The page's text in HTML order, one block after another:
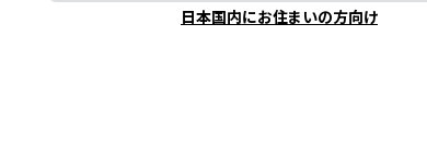
日本国内にお住まいの方向け